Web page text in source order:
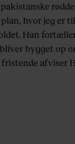
hvor jeg er
Han
bygget op
afviser